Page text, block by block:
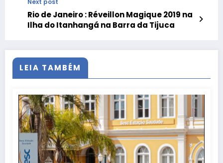
Rio de Janeiro : Réveillon Magique 2019 na
Ilha do Itanhangá na Barra da Tijuca
LEIA TAMBÉM